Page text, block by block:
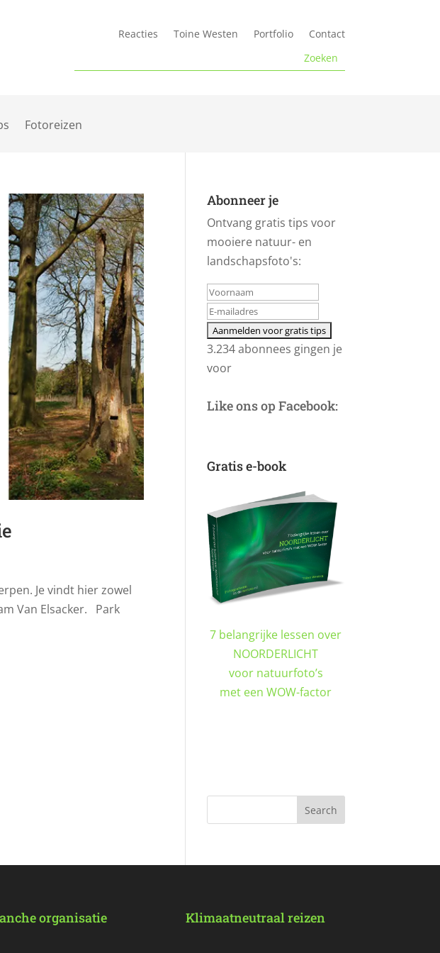
Reacties Toine Westen Portfolio Contact
Fotoreizen
Je vindt hier zowel
Van Elsacker. Park
Abonneer je
Ontvang gratis tips voor
mooiere natuur- en
landschapsfoto's:
3.234 abonnees gingen je
voor
Like ons op Facebook:
Gratis e-book
7 belangrijke lessen over
NOORDERLICHT
voor natuurfoto’s
met een WOW-factor
organisatie Klimaatneutraal reizen